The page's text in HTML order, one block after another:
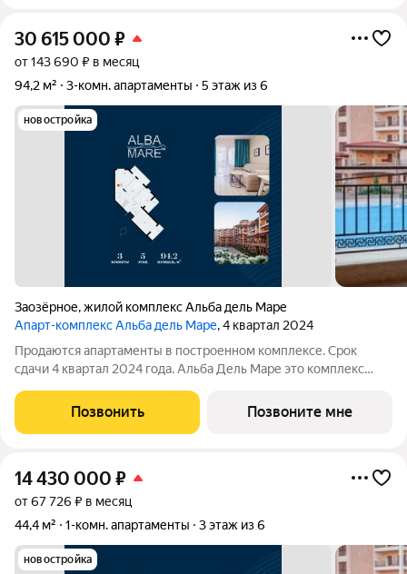
30 615 000 ₽
от 143 690 ₽ в месяц
94,2 м²
3-комн. апартаменты 5 этаж из 6
новостройка
Заозёрное,жилой комплекс Альба дель Маре
Апарт-комплекс Альба дель Маре, 4 квартал 2024
Продаются апартаменты в построенном комплексе. Срок
сдачи 4 квартал 2024 года. Альба Дель Маре это комплекс
Уютные здания переменной этажности строятся в 5 минутах
ходьбы (385 метров) от одного
Позвонить Позвоните мне
14 430 000 ₽
от 67 726 ₽ в месяц
44,4 м²
1-комн. апартаменты 3 этаж из 6
новостройка